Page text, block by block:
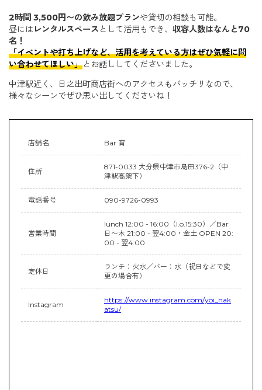
2時間 3,500円〜の飲み放題プランや貸切の相談も可能。
昼には レンタルスペース として活用もでき、 収容人数はなんと70
名！
「イベントや打ち上げなど、活用を考えている方はぜひ気軽に問
い合わせてほしい」とお話ししてくださいました。
中津駅近く、日之出町商店街へのアクセスもバッチリなので、
様々なシーンでぜひ思い出してくださいね！
店舗名 Bar 宵
住所
871-0033 大分県中津市島田376-2（中
津駅高架下）
電話番号 090-9726-0993
営業時間
lunch 12:00 - 16:00（l.o.15:30）／Bar
日〜木 21:00 - 翌4:00・金土 OPEN 20:
00 - 翌4:00
定休日
ランチ：火水／バー：水（祝日などで変
更の場合有）
Instagram
https://www.instagram.com/yoi_nak
atsu/